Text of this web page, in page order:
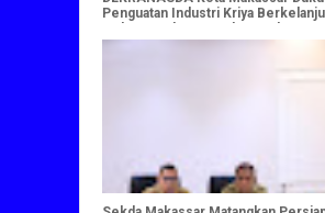
Penguatan Industri Kriya